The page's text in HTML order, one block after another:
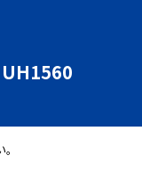
UH1560